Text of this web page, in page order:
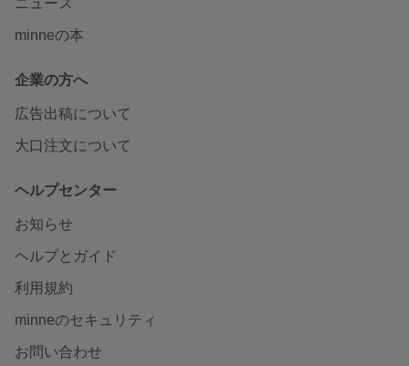
minneの本
企業の方へ
広告出稿について
大口注文について
ヘルプセンター
お知らせ
ヘルプとガイド
利用規約
minneのセキュリティ
お問い合わせ